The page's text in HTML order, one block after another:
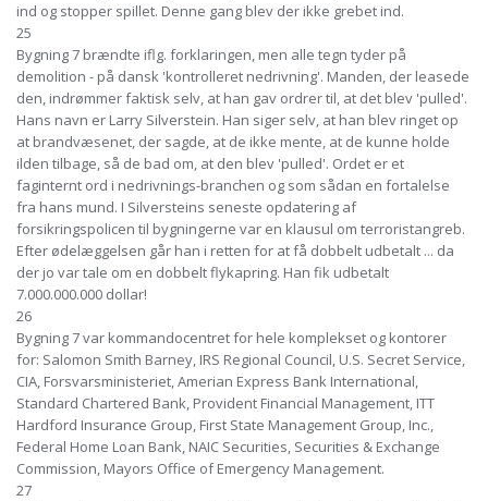
ind og stopper spillet. Denne gang blev der ikke grebet ind.
25
Bygning 7 brændte iflg. forklaringen, men alle tegn tyder på
demolition - på dansk 'kontrolleret nedrivning'. Manden, der leasede
den, indrømmer faktisk selv, at han gav ordrer til, at det blev 'pulled'.
Hans navn er Larry Silverstein. Han siger selv, at han blev ringet op
at brandvæsenet, der sagde, at de ikke mente, at de kunne holde
ilden tilbage, så de bad om, at den blev 'pulled'. Ordet er et
faginternt ord i nedrivnings-branchen og som sådan en fortalelse
fra hans mund. I Silversteins seneste opdatering af
forsikringspolicen til bygningerne var en klausul om terroristangreb.
Efter ødelæggelsen går han i retten for at få dobbelt udbetalt ... da
der jo var tale om en dobbelt flykapring. Han fik udbetalt
7.000.000.000 dollar!
26
Bygning 7 var kommandocentret for hele komplekset og kontorer
for: Salomon Smith Barney, IRS Regional Council, U.S. Secret Service,
CIA, Forsvarsministeriet, Amerian Express Bank International,
Standard Chartered Bank, Provident Financial Management, ITT
Hardford Insurance Group, First State Management Group, Inc.,
Federal Home Loan Bank, NAIC Securities, Securities & Exchange
Commission, Mayors Office of Emergency Management.
27